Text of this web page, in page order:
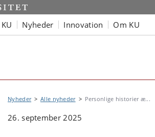
Nyheder Innovation Om KU
Nyheder Alle nyheder Personlige historier æ...
26. september 2025